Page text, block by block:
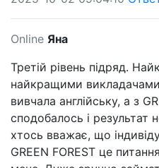
Online Яна
Третій рівень підряд.
найкращими
вивчала англійську, а з
сподобалось і
хтось вважає, що
GREEN FOREST це